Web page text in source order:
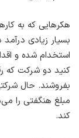
هکرهایی که به
بسیار زیادی
استخدام شده و
کنید دو شرکت که
مبلغ هنگفتی را
کند.